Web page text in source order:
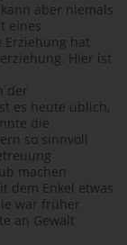
aber niemals
eines
Erziehung hat
Hier ist
der
es heute üblich,
die
so sinnvoll
machen
dem Enkel etwas
war früher
an Gewalt